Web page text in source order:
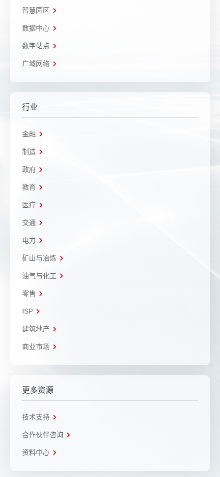
智慧园区
数据中心
数字站点
广域网络
行业
金融
制造
政府
教育
医疗
交通
电力
矿山与冶炼
油气与化工
零售
ISP
建筑地产
商业市场
更多资源
技术支持
合作伙伴咨询
资料中心